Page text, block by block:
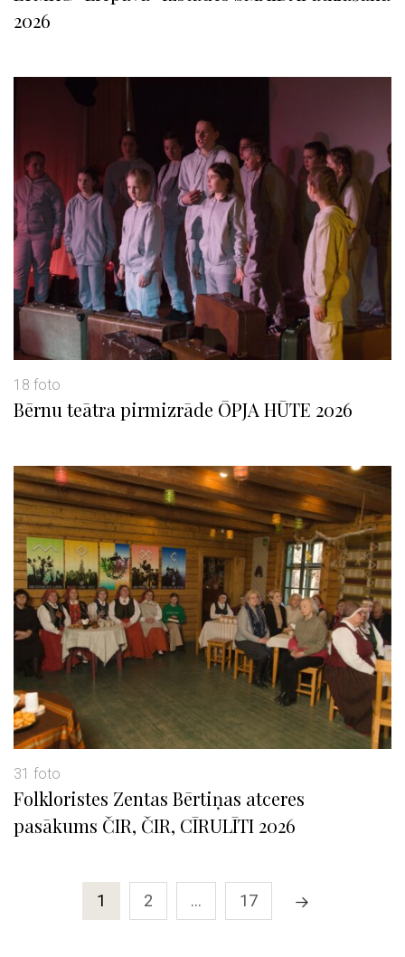
2026
18 foto
Bērnu teātra pirmizrāde ŌPJA HŪTE 2026
31 foto
Folkloristes Zentas Bērtiņas atceres
pasākums ČIR, ČIR, CĪRULĪTI 2026
1 2 … 17